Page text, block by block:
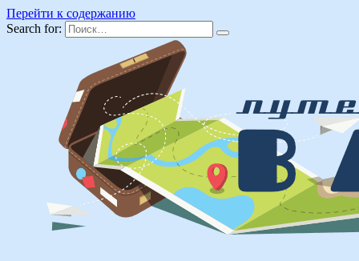
Перейти к содержанию
Search for: